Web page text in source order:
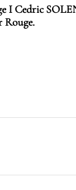
I Cedric
Rouge.